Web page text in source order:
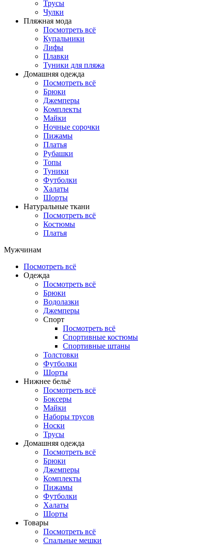
Трусы
Чулки
Пляжная мода
Посмотреть всё
Купальники
Лифы
Плавки
Туники для пляжа
Домашняя одежда
Посмотреть всё
Брюки
Джемперы
Комплекты
Майки
Ночные сорочки
Пижамы
Платья
Рубашки
Топы
Туники
Футболки
Халаты
Шорты
Натуральные ткани
Посмотреть всё
Костюмы
Платья
Мужчинам
Посмотреть всё
Одежда
Посмотреть всё
Брюки
Водолазки
Джемперы
Спорт
Посмотреть всё
Спортивные костюмы
Спортивные штаны
Толстовки
Футболки
Шорты
Нижнее бельё
Посмотреть всё
Боксеры
Майки
Наборы трусов
Носки
Трусы
Домашняя одежда
Посмотреть всё
Брюки
Джемперы
Комплекты
Пижамы
Футболки
Халаты
Шорты
Товары
Посмотреть всё
Спальные мешки